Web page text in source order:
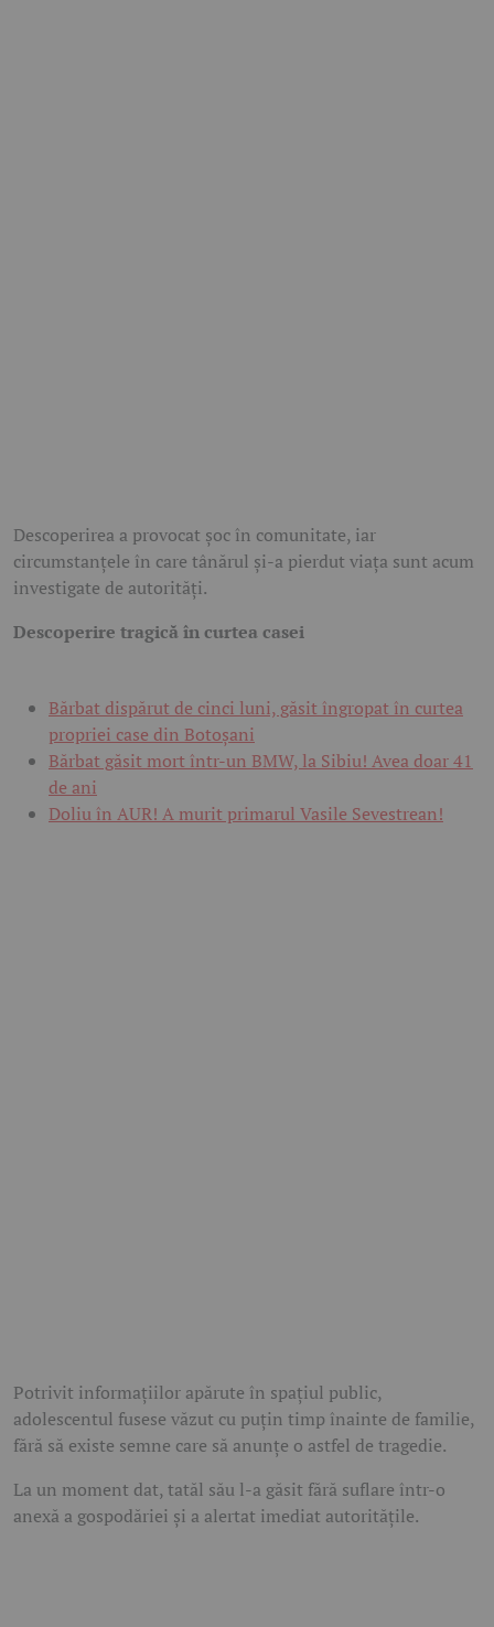
Descoperirea a provocat șoc în comunitate, iar
circumstanțele în care tânărul și-a pierdut viața sunt acum
investigate de autorități.
Descoperire tragică în curtea casei
Bărbat dispărut de cinci luni, găsit îngropat în curtea
propriei case din Botoșani
Bărbat găsit mort într-un BMW, la Sibiu! Avea doar 41
de ani
Doliu în AUR! A murit primarul Vasile Sevestrean!
Potrivit informațiilor apărute în spațiul public,
adolescentul fusese văzut cu puțin timp înainte de familie,
fără să existe semne care să anunțe o astfel de tragedie.
La un moment dat, tatăl său l-a găsit fără suflare într-o
anexă a gospodăriei și a alertat imediat autoritățile.